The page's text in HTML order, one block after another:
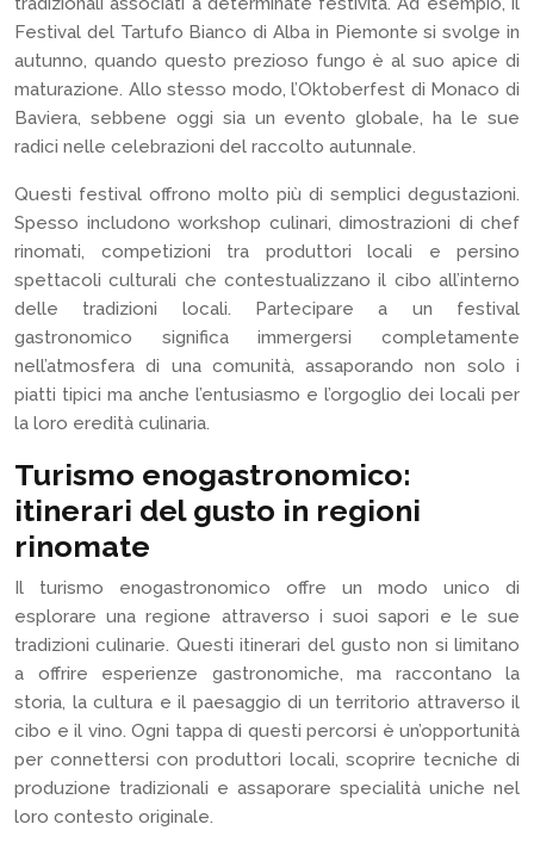
Festival del Tartufo Bianco di Alba in Piemonte si svolge in
autunno, quando questo prezioso fungo è al suo apice di
maturazione. Allo stesso modo, l’Oktoberfest di Monaco di
Baviera, sebbene oggi sia un evento globale, ha le sue
radici nelle celebrazioni del raccolto autunnale.
Questi festival offrono molto più di semplici degustazioni.
Spesso includono workshop culinari, dimostrazioni di chef
rinomati, competizioni tra produttori locali e persino
spettacoli culturali che contestualizzano il cibo all’interno
delle tradizioni locali. Partecipare a un festival
gastronomico significa immergersi completamente
nell’atmosfera di una comunità, assaporando non solo i
piatti tipici ma anche l’entusiasmo e l’orgoglio dei locali per
la loro eredità culinaria.
Turismo enogastronomico:
itinerari del gusto in regioni
rinomate
Il turismo enogastronomico offre un modo unico di
esplorare una regione attraverso i suoi sapori e le sue
tradizioni culinarie. Questi itinerari del gusto non si limitano
a offrire esperienze gastronomiche, ma raccontano la
storia, la cultura e il paesaggio di un territorio attraverso il
cibo e il vino. Ogni tappa di questi percorsi è un’opportunità
per connettersi con produttori locali, scoprire tecniche di
produzione tradizionali e assaporare specialità uniche nel
loro contesto originale.